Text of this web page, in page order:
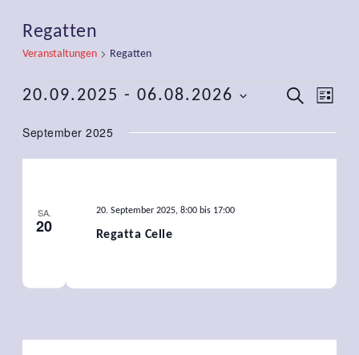
Regatten
Veranstaltungen Regatten
Veranstaltungen
und
SUCHE
LISTE
20.09.2025 - 06.08.2026
September 2025
SA.
20 Regatta Celle
20. September 2025, 8:00bis 17:00